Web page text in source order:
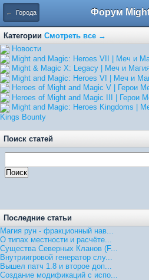
← Города
Категории Смотреть все →
Hовости
Might and Magic: Heroes VII | Меч и
Might & Magic X: Legacy | Меч и
Might and Magic: Heroes VI | Меч и
Heroes of Might and Magic V | Герои
Heroes of Might and Magic III | Герои
Might and Magic: Heroes Kingdoms |
Kings Bounty
Поиск статей
Последние статьи
Магия рун - фракционный нав...
О типах местности и расчёте...
Существа Северных Кланов (F...
Внутриигровой генератор слу...
Вышел патч 1.8 и второе доп...
Создание модификаций с испо...